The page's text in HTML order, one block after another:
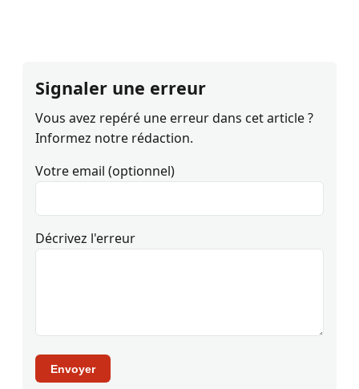
Signaler une erreur
Vous avez repéré une erreur dans cet article ?
Informez notre rédaction.
Votre email (optionnel)
Décrivez l'erreur
Envoyer